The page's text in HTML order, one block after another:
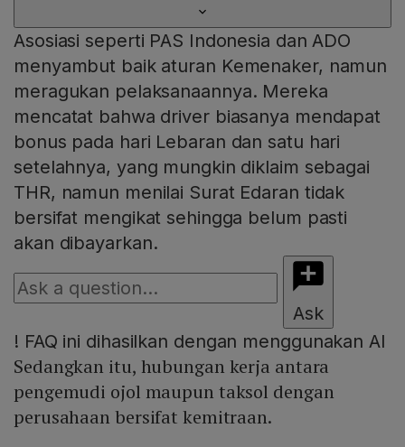
Asosiasi seperti PAS Indonesia dan ADO
menyambut baik aturan Kemenaker, namun
meragukan pelaksanaannya. Mereka
mencatat bahwa driver biasanya mendapat
bonus pada hari Lebaran dan satu hari
setelahnya, yang mungkin diklaim sebagai
THR, namun menilai Surat Edaran tidak
bersifat mengikat sehingga belum pasti
akan dibayarkan.
Ask
! FAQ ini dihasilkan dengan menggunakan AI
Sedangkan itu, hubungan kerja antara
pengemudi ojol maupun taksol dengan
perusahaan bersifat kemitraan.